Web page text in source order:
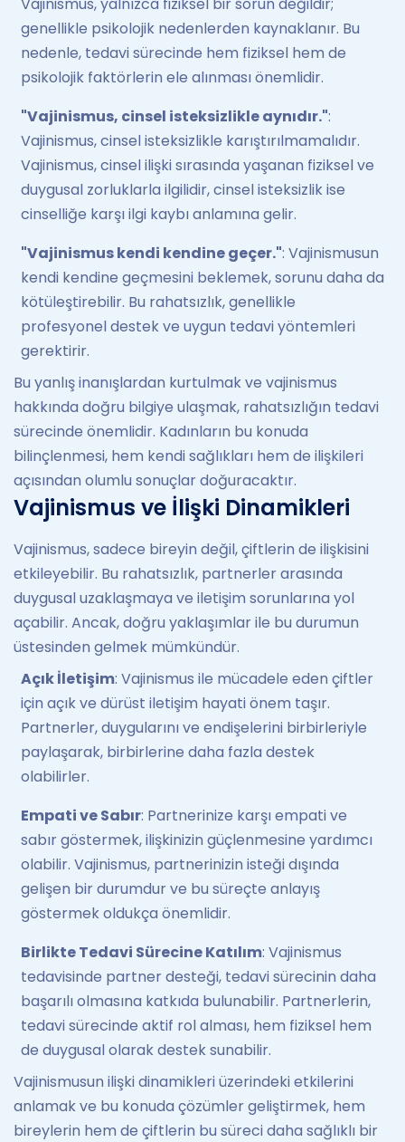
genellikle psikolojik nedenlerden kaynaklanır. Bu
nedenle, tedavi sürecinde hem fiziksel hem de
psikolojik faktörlerin ele alınması önemlidir.
"Vajinismus, cinsel isteksizlikle aynıdır.":
Vajinismus, cinsel isteksizlikle karıştırılmamalıdır.
Vajinismus, cinsel ilişki sırasında yaşanan fiziksel ve
duygusal zorluklarla ilgilidir, cinsel isteksizlik ise
cinselliğe karşı ilgi kaybı anlamına gelir.
"Vajinismus kendi kendine geçer.": Vajinismusun
kendi kendine geçmesini beklemek, sorunu daha da
kötüleştirebilir. Bu rahatsızlık, genellikle
profesyonel destek ve uygun tedavi yöntemleri
gerektirir.
Bu yanlış inanışlardan kurtulmak ve vajinismus
hakkında doğru bilgiye ulaşmak, rahatsızlığın tedavi
sürecinde önemlidir. Kadınların bu konuda
bilinçlenmesi, hem kendi sağlıkları hem de ilişkileri
açısından olumlu sonuçlar doğuracaktır.
Vajinismus ve İlişki Dinamikleri
Vajinismus, sadece bireyin değil, çiftlerin de ilişkisini
etkileyebilir. Bu rahatsızlık, partnerler arasında
duygusal uzaklaşmaya ve iletişim sorunlarına yol
açabilir. Ancak, doğru yaklaşımlar ile bu durumun
üstesinden gelmek mümkündür.
Açık İletişim: Vajinismus ile mücadele eden çiftler
için açık ve dürüst iletişim hayati önem taşır.
Partnerler, duygularını ve endişelerini birbirleriyle
paylaşarak, birbirlerine daha fazla destek
olabilirler.
Empati ve Sabır: Partnerinize karşı empati ve
sabır göstermek, ilişkinizin güçlenmesine yardımcı
olabilir. Vajinismus, partnerinizin isteği dışında
gelişen bir durumdur ve bu süreçte anlayış
göstermek oldukça önemlidir.
Birlikte Tedavi Sürecine Katılım: Vajinismus
tedavisinde partner desteği, tedavi sürecinin daha
başarılı olmasına katkıda bulunabilir. Partnerlerin,
tedavi sürecinde aktif rol alması, hem fiziksel hem
de duygusal olarak destek sunabilir.
Vajinismusun ilişki dinamikleri üzerindeki etkilerini
anlamak ve bu konuda çözümler geliştirmek, hem
bireylerin hem de çiftlerin bu süreci daha sağlıklı bir